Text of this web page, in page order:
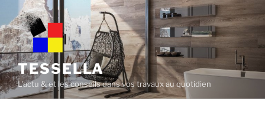
content
TESSELLA
L'actu & et les conseils dans vos travaux au quotidien